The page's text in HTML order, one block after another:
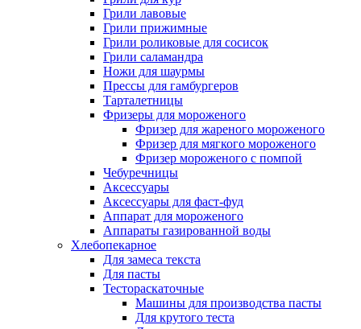
Грили лавовые
Грили прижимные
Грили роликовые для сосисок
Грили саламандра
Ножи для шаурмы
Прессы для гамбургеров
Тарталетницы
Фризеры для мороженого
Фризер для жареного мороженого
Фризер для мягкого мороженого
Фризер мороженого с помпой
Чебуречницы
Аксессуары
Аксессуары для фаст-фуд
Аппарат для мороженого
Аппараты газированной воды
Хлебопекарное
Для замеса текста
Для пасты
Тестораскаточные
Машины для производства пасты
Для крутого теста